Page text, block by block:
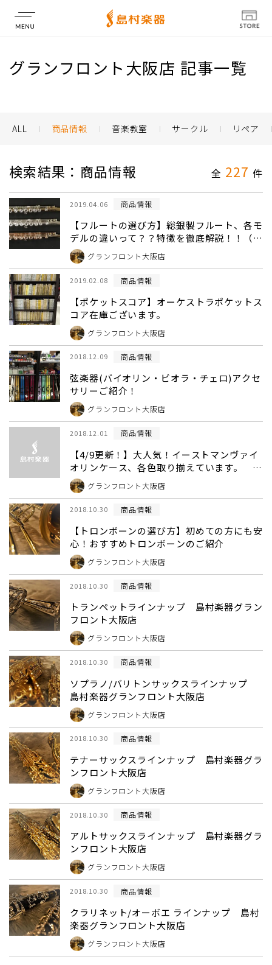
店舗情報
グランフロント大阪店 記事一覧
ALL 商品情報 音楽教室 サークル リペア
検索結果：商品情報 全 227 件
2019.04.06 商品情報
【フルートの選び方】総銀製フルート、各モ
デルの違いって？？特徴を徹底解説！！（吹
き比べ動画あり）
グランフロント大阪店
2019.02.08 商品情報
【ポケットスコア】オーケストラポケットス
コア在庫ございます。
グランフロント大阪店
2018.12.09 商品情報
弦楽器(バイオリン・ビオラ・チェロ)アクセ
サリーご紹介！
グランフロント大阪店
2018.12.01 商品情報
【4/9更新！】大人気！イーストマンヴァイ
オリンケース、各色取り揃えています。 島
村楽器グランフロント大阪店
グランフロント大阪店
2018.10.30 商品情報
【トロンボーンの選び方】初めての方にも安
心！おすすめトロンボーンのご紹介
グランフロント大阪店
2018.10.30 商品情報
トランペットラインナップ 島村楽器グラン
フロント大阪店
グランフロント大阪店
2018.10.30 商品情報
ソプラノ/バリトンサックスラインナップ
島村楽器グランフロント大阪店
グランフロント大阪店
2018.10.30 商品情報
テナーサックスラインナップ 島村楽器グラ
ンフロント大阪店
グランフロント大阪店
2018.10.30 商品情報
アルトサックスラインナップ 島村楽器グラ
ンフロント大阪店
グランフロント大阪店
2018.10.30 商品情報
クラリネット/オーボエ ラインナップ 島村
楽器グランフロント大阪店
グランフロント大阪店